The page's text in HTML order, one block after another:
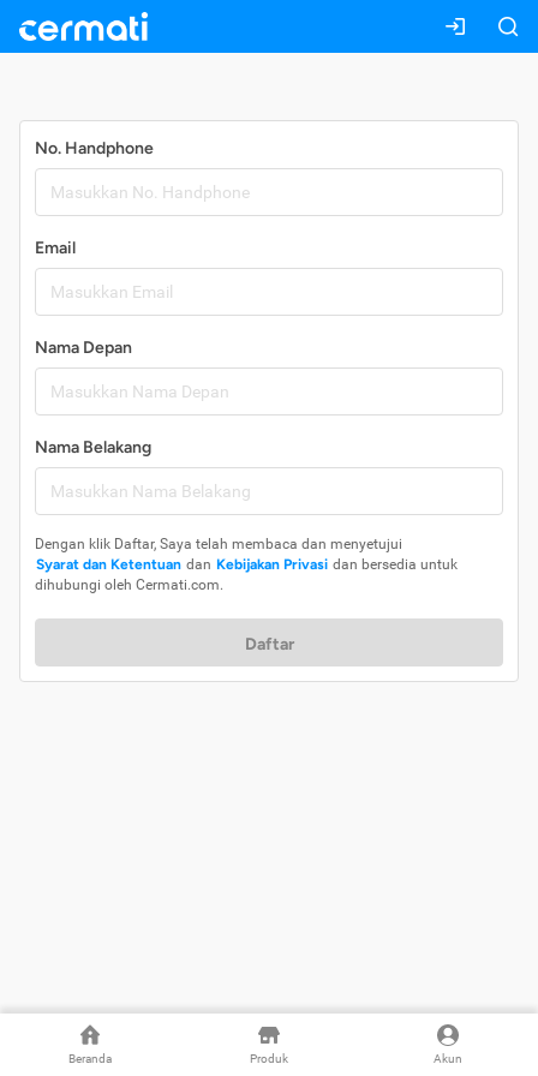
Beranda Produk Akun
No. Handphone
Email
Nama Depan
Nama Belakang
Dengan klik Daftar, Saya telah membaca dan menyetujui
Syarat dan Ketentuan dan Kebijakan Privasi dan bersedia untuk
dihubungi oleh Cermati.com.
Daftar